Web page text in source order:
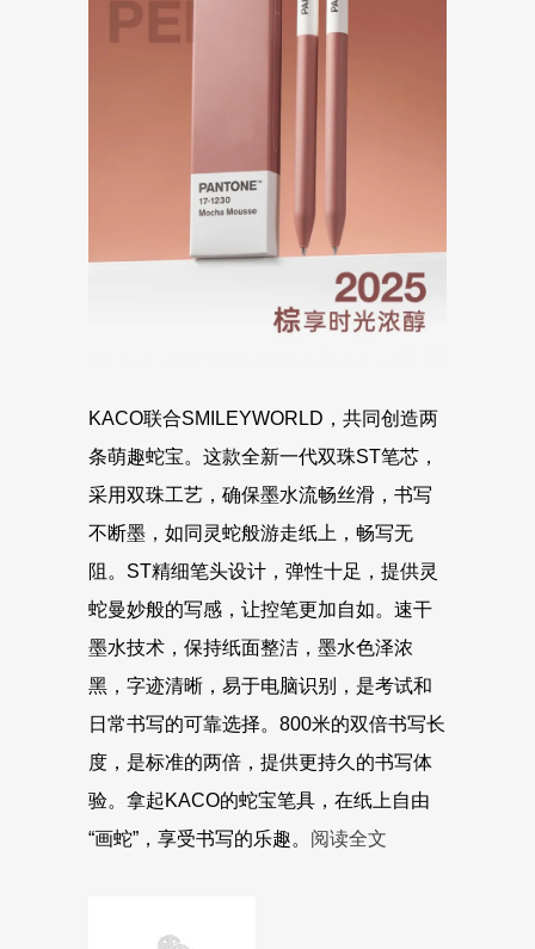
KACO联合SMILEYWORLD，共同创造两
条萌趣蛇宝。这款全新一代双珠ST笔芯，
采用双珠工艺，确保墨水流畅丝滑，书写
不断墨，如同灵蛇般游走纸上，畅写无
阻。ST精细笔头设计，弹性十足，提供灵
蛇曼妙般的写感，让控笔更加自如。速干
墨水技术，保持纸面整洁，墨水色泽浓
黑，字迹清晰，易于电脑识别，是考试和
日常书写的可靠选择。800米的双倍书写长
度，是标准的两倍，提供更持久的书写体
验。拿起KACO的蛇宝笔具，在纸上自由
“画蛇”，享受书写的乐趣。 阅读全文